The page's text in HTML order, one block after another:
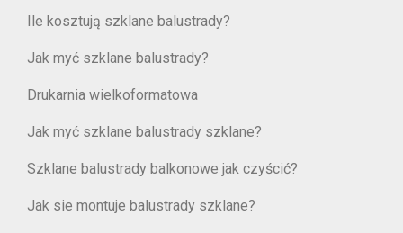
Ile kosztują szklane balustrady?
Jak myć szklane balustrady?
Drukarnia wielkoformatowa
Jak myć szklane balustrady szklane?
Szklane balustrady balkonowe jak czyścić?
Jak sie montuje balustrady szklane?